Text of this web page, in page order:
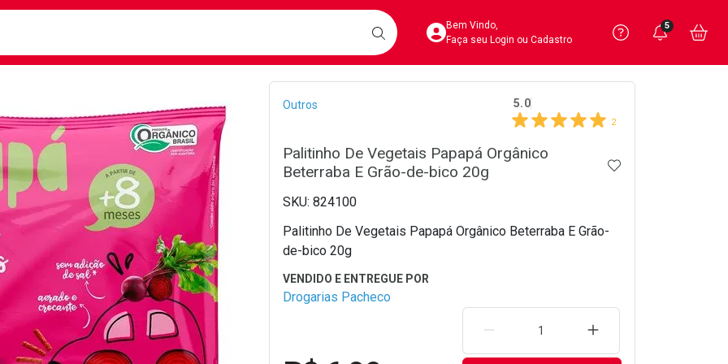
BUSCARAcesse sua Conta
Bem Vindo,
Faça seu Login ou Cadastro
Precisa
Ver Recursos
Você
5
Breadcrumb
Outros 5.0
2
Palitinho De Vegetais Papapá Orgânico
Beterraba E Grão-de-bico 20g
ADICIONAR AOS
824100
Palitinho De Vegetais Papapá Orgânico Beterraba E Grão-
de-bico 20g
Drogarias Pacheco
REMOVER UMA UNIDADEAUMENTAR UMA